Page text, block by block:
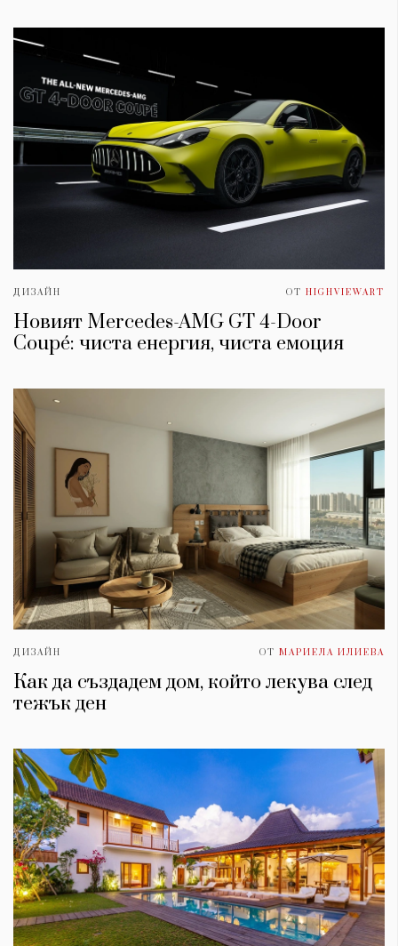
ДИЗАЙН ОТ HIGHVIEWART
Новият Mercedes-AMG GT 4-Door
Coupé: чиста енергия, чиста емоция
ДИЗАЙН ОТ МАРИЕЛА ИЛИЕВА
Как да създадем дом, който лекува след
тежък ден